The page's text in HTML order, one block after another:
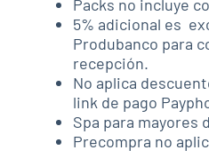
Packs no incluye
5% adicional es
Produbanco para
recepción.
No aplica
link de pago
Spa para mayores
Precompra no